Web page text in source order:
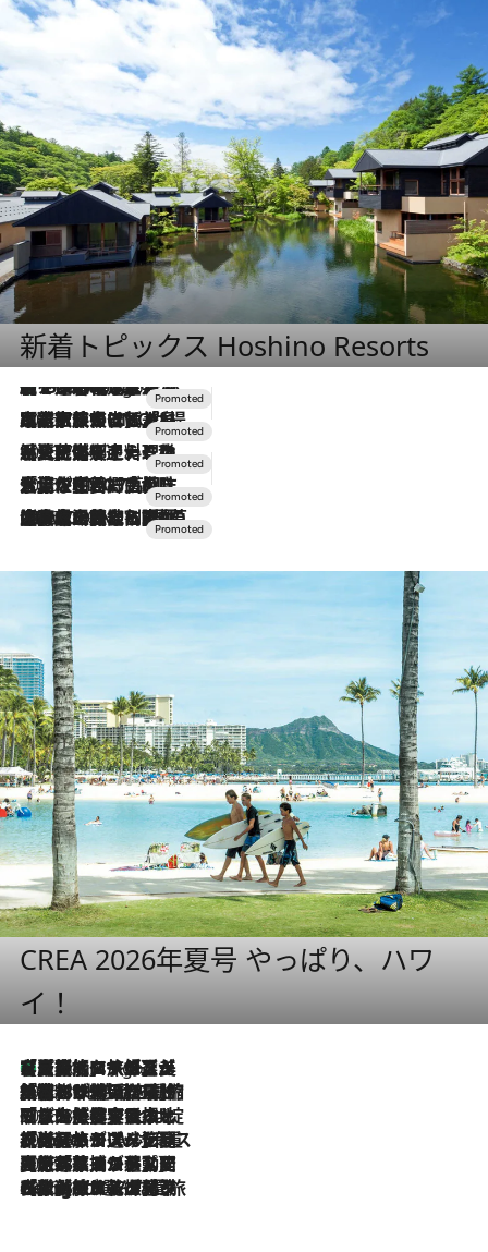
新着トピックス Hoshino Resorts
2 Hours Ago
【トンボの足水浴】ヒノキの香りに包まれて涼感マックス！約13℃の湧水かけ流しを避暑地「星野温泉 トンボの湯」で体験
2026.7.31
【ホテル帰省】という選択肢をOMOが提案。家族とほどよい距離を保つには「昼は実家、夜は気兼ねなくホテルで！」
2026.7.24
【夏限定ディナーコース】旬を迎える稚鮎や花ズッキーニなどをイタリア・トスカーナの郷土料理の手法で満喫！
2026.7.17
「土佐和ハーブかき氷」がOMO7高知に登場！生姜、山椒、大葉など目にも舌にも涼を呼ぶ郷土の味
2026.7.10
NEW OPEN！【界 草津】名湯の地に誕生。趣の異なる2種の温泉と上州ならではの会席・蕎麦割烹など美食を味わう究極の癒やし旅
CREA 2026年夏号 やっぱり、ハワ
イ！
4 Hours Ago
【厳選旅コスメ】「多機能アイテムがメイン！」旅好き美容エディターが選んだ夏旅ベストコスメを発表【Mサイズジップ】
2026.8.6
「荷物が増えるほど旅ストレスは増す」美容ジャーナリストがたどり着いた最終結論。“化粧品を劇的に減らす”感動の凝縮美容とは
2026.8.6
「旅先には金髪ウィッグを持参」日本と同じメイクでは損してる!? 美容ジャーナリストが提案する“掟破りの旅美容”とは
2026.8.6
【厳選旅コスメ】「身軽さ＆UV対策重視！」ヘアアーティストshucoが選んだ夏旅ベストコスメを発表【Mサイズジップ】
2026.8.5
【厳選旅コスメ】国内をあちこち移動する河井菜摘が選んだ夏旅ベストコスメ発表！「リラックスアイテムはマスト」【Mサイズジップ】
2026.8.4
【厳選旅コスメ】「紫外線＆乾燥対策しながらメイク感も！」ヘア＆メイクGeorgeが選んだ夏旅ベストコスメを発表！【Mサイズジップ】